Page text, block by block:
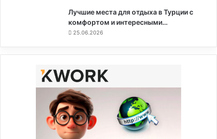
Лучшие места для отдыха в Турции с
комфортом и интересными…
25.06.2026